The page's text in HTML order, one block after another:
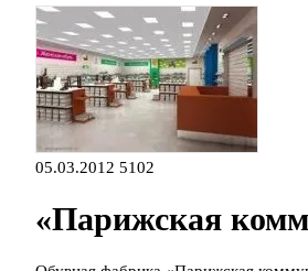
05.03.2012 5102
«Парижская